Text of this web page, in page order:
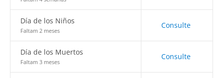
Día de los Niños
Faltam 2 meses
Consulte
Día de los Muertos
Faltam 3 meses
Consulte